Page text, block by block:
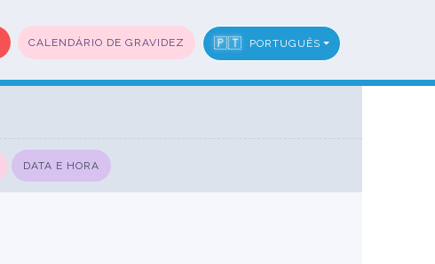
CALENDÁRIO DE GRAVIDEZ 🇵🇹 PORTUGUÊS
DATA E HORA